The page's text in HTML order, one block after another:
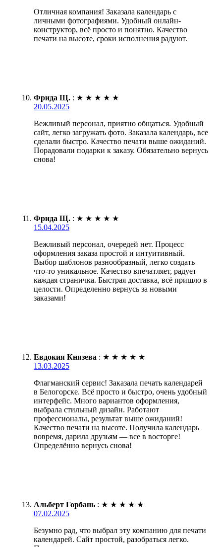
Отличная компания! Заказала календарь с
личными фотографиями. Удобный онлайн-
конструктор, всё просто и понятно. Качество
печати на высоте, сроки исполнения радуют.
Фрида Щ. : ★ ★ ★ ★ ★
20.05.2025
Вежливый персонал, приятно общаться. Удобный
сайт, легко загружать фото. Заказала календарь, все
сделали быстро. Качество печати выше ожиданий.
Порадовали подарки к заказу. Обязательно вернусь
снова!
Фрида Щ. : ★ ★ ★ ★ ★
15.04.2025
Вежливый персонал, очередей нет. Процесс
оформления заказа простой и интуитивный.
Выбор шаблонов разнообразный, легко создать
что-то уникальное. Качество впечатляет, радует
каждая страничка. Быстрая доставка, всё пришло в
целости. Определенно вернусь за новыми
заказами!
Евдокия Князева : ★ ★ ★ ★ ★
13.03.2025
Флагманский сервис! Заказала печать календарей
в Белогорске. Всё просто и быстро, очень удобный
интерфейс. Много вариантов оформления,
выбрала стильный дизайн. Работают
профессионалы, результат выше ожиданий!
Качество печати на высоте. Получила календарь
вовремя, дарила друзьям — все в восторге!
Определённо вернусь снова!
Альберт Горбань : ★ ★ ★ ★ ★
07.02.2025
Безумно рад, что выбрал эту компанию для печати
календарей. Сайт простой, разобраться легко.